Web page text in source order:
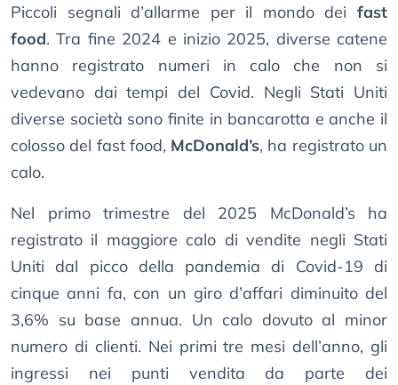
Piccoli segnali d’allarme per il mondo dei fast
food. Tra fine 2024 e inizio 2025, diverse catene
hanno registrato numeri in calo che non si
vedevano dai tempi del Covid. Negli Stati Uniti
diverse società sono finite in bancarotta e anche il
colosso del fast food, McDonald’s, ha registrato un
calo.
Nel primo trimestre del 2025 McDonald’s ha
registrato il maggiore calo di vendite negli Stati
Uniti dal picco della pandemia di Covid-19 di
cinque anni fa, con un giro d’affari diminuito del
3,6% su base annua. Un calo dovuto al minor
numero di clienti. Nei primi tre mesi dell’anno, gli
ingressi nei punti vendita da parte dei